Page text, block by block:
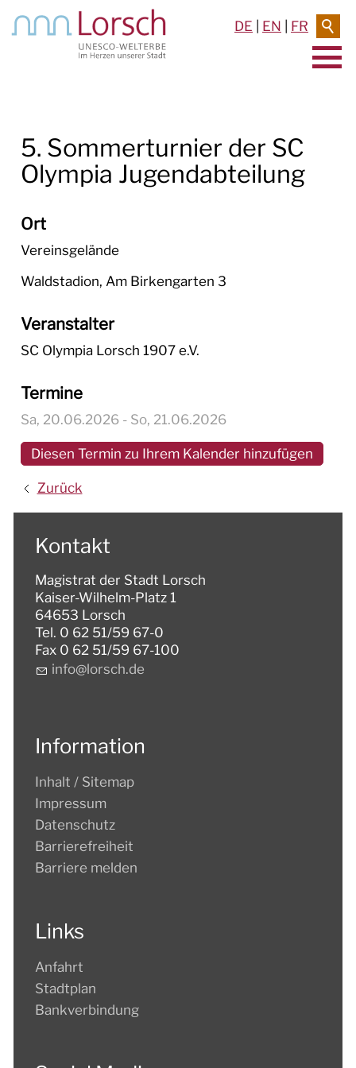
DE EN FR
RATHAUS & SERVICE
BAUEN & UMWELT
LEBEN IN LORSCH
KULTUR
5. Sommerturnier der SC
Olympia Jugendabteilung
Ort
Vereinsgelände
Waldstadion, Am Birkengarten 3
Veranstalter
SC Olympia Lorsch 1907 e.V.
Termine
Sa, 20.06.2026- So, 21.06.2026
Diesen Termin zu Ihrem Kalender hinzufügen
Zurück
Kontakt
Magistrat der Stadt Lorsch
Kaiser-Wilhelm-Platz 1
64653 Lorsch
Tel. 0 62 51/59 67-0
Fax 0 62 51/59 67-100
nf
l rsch d
Information
Inhalt / Sitemap
Impressum
Datenschutz
Barrierefreiheit
Barriere melden
Links
Anfahrt
Stadtplan
Bankverbindung